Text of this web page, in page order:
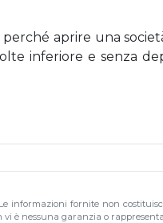
perché aprire una
inferiore e senza
fornite non
nessuna garanzia o